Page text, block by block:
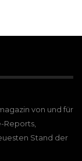
von und für
Reports,
Stand der